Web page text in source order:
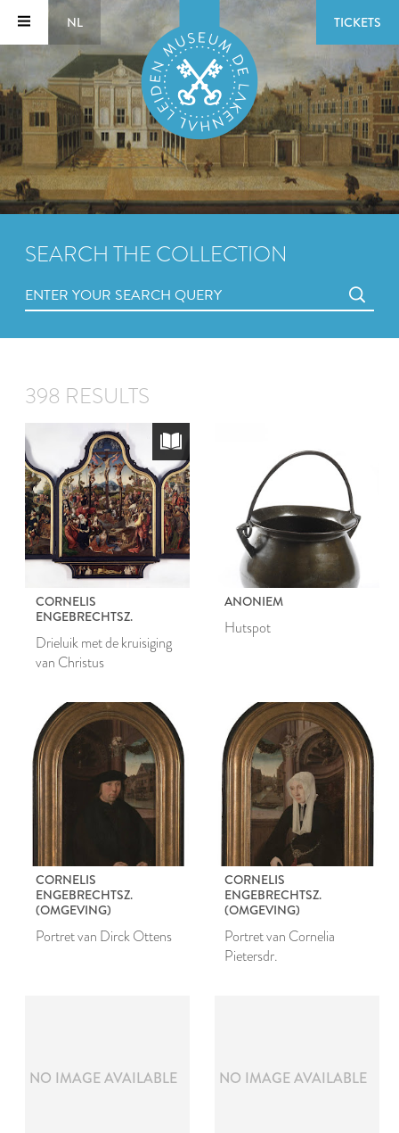
NL TICKETS
SEARCH THE COLLECTION
398 RESULTS
CORNELIS
ENGEBRECHTSZ.
Drieluik met de kruisiging
van Christus
ANONIEM
Hutspot
CORNELIS
ENGEBRECHTSZ.
(OMGEVING)
Portret van Dirck Ottens
CORNELIS
ENGEBRECHTSZ.
(OMGEVING)
Portret van Cornelia
Pietersdr.
NO IMAGE AVAILABLE NO IMAGE AVAILABLE